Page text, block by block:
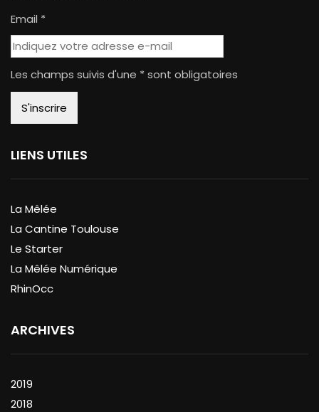
Email *
Les champs suivis d'une * sont obligatoires
LIENS UTILES
La Mêlée
La Cantine Toulouse
Le Starter
La Mêlée Numérique
RhinOcc
ARCHIVES
2019
2018